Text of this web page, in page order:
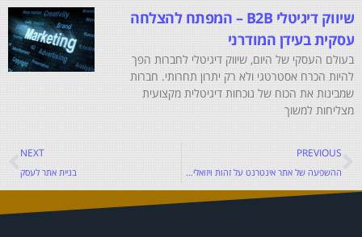
שיווק דיגיטלי B2B – המפתח להצלחה
עסקית בעידן המודרני
בעולם העסקי של היום, שיווק דיגיטלי לחברות הפך
להיות הכרח אסטרטגי ולא רק יתרון תחרותי. חברות
שמבינות את הכוח של נוכחות דיגיטלית מקצועית
מצליחות למשוך
PREVIOUS
ההשפעה של אתר אינטרנט על זהות ויזואלית ברשת
NEXT
בניית אתר לעסק